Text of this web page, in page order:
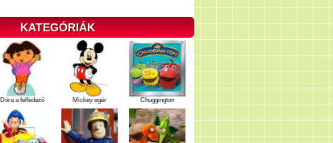
KATEGÓRIÁK
Dóra a felfedező Mickey egér Chuggington